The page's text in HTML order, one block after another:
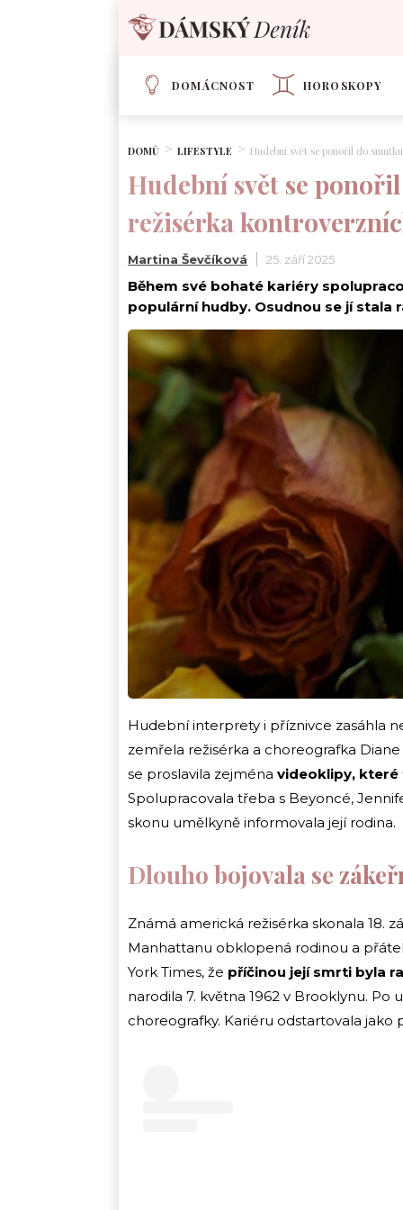
DOMÁCNOST HOROSKOPY
DOMŮ LIFESTYLE Hudební svět se ponořil do
Hudební svět se
režisérka
Martina Ševčíková 25. září 2025
Během své bohaté kariéry
populární hudby. Osudnou se jí stala
Hudební interprety i příznivce zasáhla
zemřela režisérka a choreografka
se proslavila zejména videoklipy, které
Spolupracovala třeba s Beyoncé,
skonu umělkyně informovala její rodina.
Dlouho bojovala se
Známá americká režisérka skonala 18.
Manhattanu obklopená rodinou a
York Times, že příčinou její smrti byla
narodila 7. května 1962 v Brooklynu.
choreografky. Kariéru odstartovala jako